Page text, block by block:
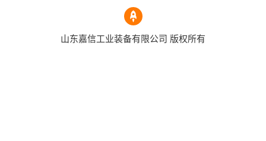
山东嘉信工业装备有限公司 版权所有